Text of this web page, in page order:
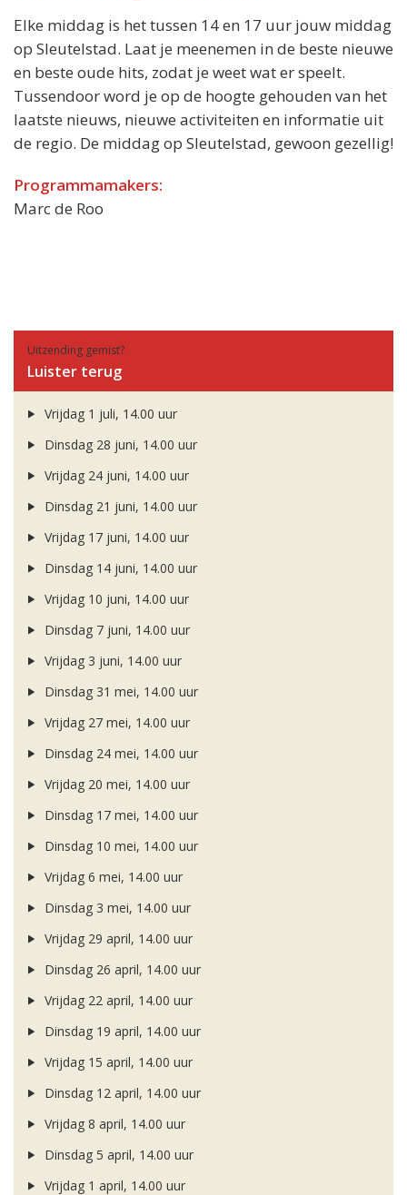
Elke middag is het tussen 14 en 17 uur jouw middag
op Sleutelstad. Laat je meenemen in de beste nieuwe
en beste oude hits, zodat je weet wat er speelt.
Tussendoor word je op de hoogte gehouden van het
laatste nieuws, nieuwe activiteiten en informatie uit
de regio. De middag op Sleutelstad, gewoon gezellig!
Programmamakers:
Marc de Roo
Uitzending gemist?
Luister terug
Vrijdag 1 juli, 14.00 uur
Dinsdag 28 juni, 14.00 uur
Vrijdag 24 juni, 14.00 uur
Dinsdag 21 juni, 14.00 uur
Vrijdag 17 juni, 14.00 uur
Dinsdag 14 juni, 14.00 uur
Vrijdag 10 juni, 14.00 uur
Dinsdag 7 juni, 14.00 uur
Vrijdag 3 juni, 14.00 uur
Dinsdag 31 mei, 14.00 uur
Vrijdag 27 mei, 14.00 uur
Dinsdag 24 mei, 14.00 uur
Vrijdag 20 mei, 14.00 uur
Dinsdag 17 mei, 14.00 uur
Dinsdag 10 mei, 14.00 uur
Vrijdag 6 mei, 14.00 uur
Dinsdag 3 mei, 14.00 uur
Vrijdag 29 april, 14.00 uur
Dinsdag 26 april, 14.00 uur
Vrijdag 22 april, 14.00 uur
Dinsdag 19 april, 14.00 uur
Vrijdag 15 april, 14.00 uur
Dinsdag 12 april, 14.00 uur
Vrijdag 8 april, 14.00 uur
Dinsdag 5 april, 14.00 uur
Vrijdag 1 april, 14.00 uur